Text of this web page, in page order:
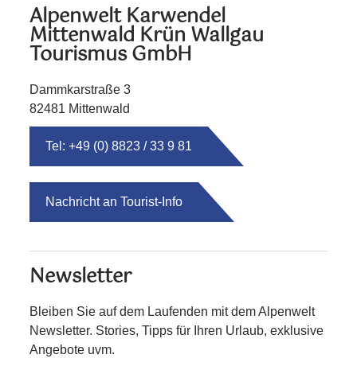
Alpenwelt Karwendel
Mittenwald Krün Wallgau
Tourismus GmbH
Dammkarstraße 3
82481 Mittenwald
Tel: +49 (0) 8823 / 33 9 81
Nachricht an Tourist-Info
Newsletter
Bleiben Sie auf dem Laufenden mit dem Alpenwelt
Newsletter. Stories, Tipps für Ihren Urlaub, exklusive
Angebote uvm.